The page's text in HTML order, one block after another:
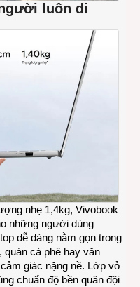
luôn di
nhẹ 1,4kg, Vivobook
những người dùng
dễ dàng nằm gọn trong
quán cà phê hay văn
giác nặng nề. Lớp vỏ
chuẩn độ bền quân đội